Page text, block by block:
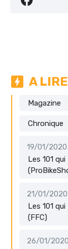
A LIRE
Magazine
Chronique
19/01/2020
Les 101
21/01/2020
Les 101
(FFC)
26/01/2020